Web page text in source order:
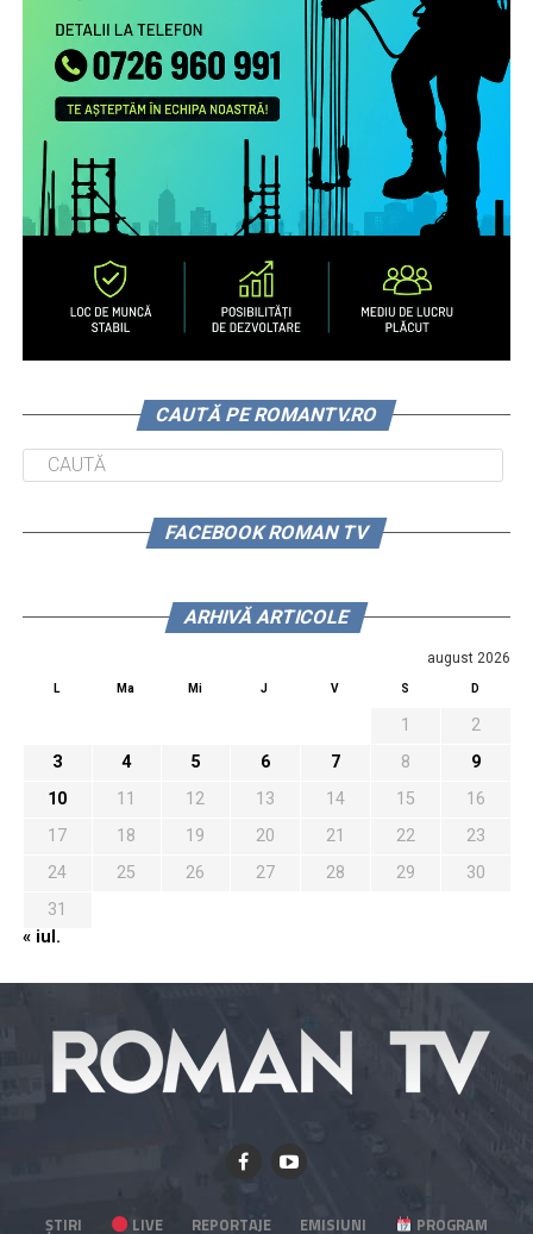
CAUTĂ PE ROMANTV.RO
FACEBOOK ROMAN TV
ARHIVĂ ARTICOLE
august 2026
L Ma Mi J V S D
1
2
3
4 5 6 7 8
9
10
11 12 13 14 15
16
17
18 19 20 21 22
23
24
25 26 27 28 29
30
31
« iul.
ȘTIRI LIVE REPORTAJE EMISIUNI PROGRAM